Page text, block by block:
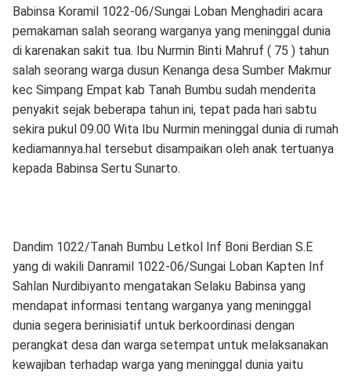
Babinsa Koramil 1022-06/Sungai Loban Menghadiri acara
pemakaman salah seorang warganya yang meninggal dunia
di karenakan sakit tua. Ibu Nurmin Binti Mahruf ( 75 ) tahun
salah seorang warga dusun Kenanga desa Sumber Makmur
kec Simpang Empat kab Tanah Bumbu sudah menderita
penyakit sejak beberapa tahun ini, tepat pada hari sabtu
sekira pukul 09.00 Wita Ibu Nurmin meninggal dunia di rumah
kediamannya.hal tersebut disampaikan oleh anak tertuanya
kepada Babinsa Sertu Sunarto.
Dandim 1022/Tanah Bumbu Letkol Inf Boni Berdian S.E
yang di wakili Danramil 1022-06/Sungai Loban Kapten Inf
Sahlan Nurdibiyanto mengatakan Selaku Babinsa yang
mendapat informasi tentang warganya yang meninggal
dunia segera berinisiatif untuk berkoordinasi dengan
perangkat desa dan warga setempat untuk melaksanakan
kewajiban terhadap warga yang meninggal dunia yaitu